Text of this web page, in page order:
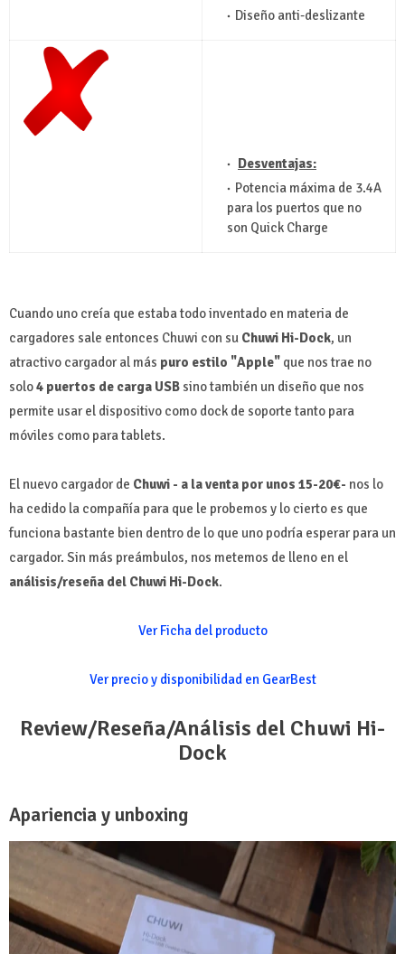
Diseño anti-deslizante
Desventajas:
Potencia máxima de 3.4A
para los puertos que no
son Quick Charge
Cuando uno creía que estaba todo inventado en materia de
cargadores sale entonces Chuwi con su Chuwi Hi-Dock, un
atractivo cargador al más puro estilo "Apple" que nos trae no
solo4 puertos de carga USB sino también un diseño que nos
permite usar el dispositivo como dock de soporte tanto para
móviles como para tablets.
El nuevo cargador de Chuwi - a la venta por unos 15-20€- nos lo
ha cedido la compañía para que le probemos y lo cierto es que
funciona bastante bien dentro de lo que uno podría esperar para un
cargador. Sin más preámbulos, nos metemos de lleno en el
análisis/reseña del Chuwi Hi-Dock.
Ver Ficha del producto
Ver precio y disponibilidad en GearBest
Review/Reseña/Análisis del Chuwi Hi-
Dock
Apariencia y unboxing